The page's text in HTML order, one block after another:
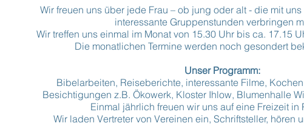
Wir freuen uns über jede Frau – ob jung oder alt - die mit
interessante Gruppenstunden verbringen
Wir treffen uns einmal im Monat von 15.30 Uhr bis ca. 17.15
Die monatlichen Termine werden noch gesondert
Unser Programm:
Bibelarbeiten, Reiseberichte, interessante Filme,
Besichtigungen z.B. Ökowerk, Kloster Ihlow, Blumenhalle
Einmal jährlich freuen wir uns auf eine Freizeit in
Wir laden Vertreter von Vereinen ein, Schriftsteller, hören